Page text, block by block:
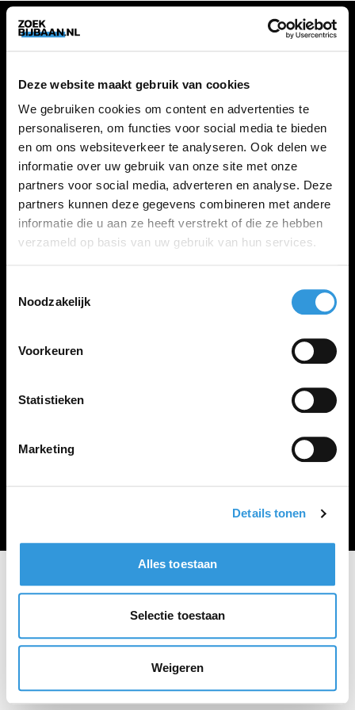
Deze website maakt gebruik van cookies
We gebruiken cookies om content en advertenties te
personaliseren, om functies voor social media te bieden
en om ons websiteverkeer te analyseren. Ook delen we
informatie over uw gebruik van onze site met onze
partners voor social media, adverteren en analyse. Deze
partners kunnen deze gegevens combineren met andere
informatie die u aan ze heeft verstrekt of die ze hebben
verzameld op basis van uw gebruik van hun services.
Noodzakelijk
Voorkeuren
Statistieken
Marketing
Details tonen
Alles toestaan
Selectie toestaan
Weigeren
ZOEKBIJBAAN
FAQ
Kennis maken met MELON
VACATURES
Alle vacatures